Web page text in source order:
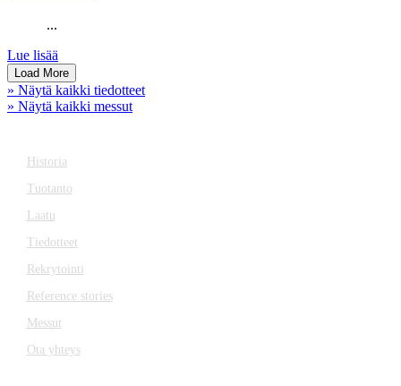
...
Lue lisää
Load More
» Näytä kaikki tiedotteet
» Näytä kaikki messut
Historia
Tuotanto
Laatu
Tiedotteet
Rekrytointi
Reference stories
Messut
Ota yhteys